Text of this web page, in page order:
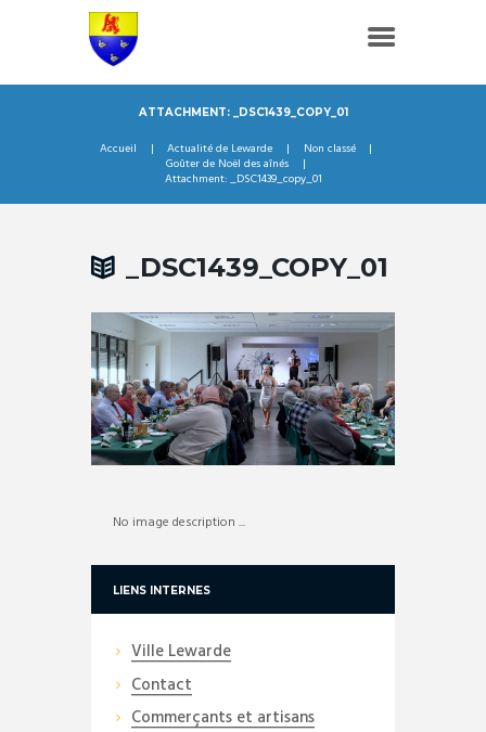
ATTACHMENT: _DSC1439_COPY_01
Accueil Actualité de Lewarde
Non classé
Goûter de Noël des aînés
Attachment: _DSC1439_copy_01
_DSC1439_COPY_01
No image description ...
LIENS INTERNES
Ville Lewarde
Contact
Commerçants et artisans